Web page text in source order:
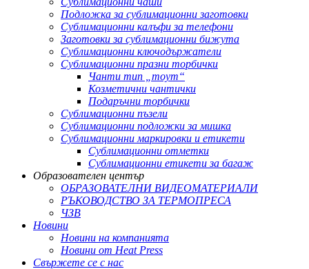
Подложка за сублимационни заготовки
Сублимационни калъфи за телефони
Заготовки за сублимационни бижута
Сублимационни ключодържатели
Сублимационни празни торбички
Чанти тип „тоут“
Козметични чантички
Подаръчни торбички
Сублимационни пъзели
Сублимационни подложки за мишка
Сублимационни маркировки и етикети
Сублимационни отметки
Сублимационни етикети за багаж
Образователен център
ОБРАЗОВАТЕЛНИ ВИДЕОМАТЕРИАЛИ
РЪКОВОДСТВО ЗА ТЕРМОПРЕСА
ЧЗВ
Новини
Новини на компанията
Новини от Heat Press
Свържете се с нас